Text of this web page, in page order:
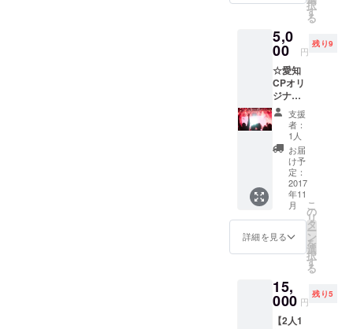
レット
告ス
ペース
(１枠)を
提供し
ます。
(１枠サ
イズ…
A4サイ
ズの
1/10ス
ペース)
自社の
PRや個
人PRの
場とし
てご活
用下さ
択
す
る
5,0
00 円
残り9
☆愛知
CPオリ
ジナル
メッ
セージ
カード
にてお
礼の
メッ
セージ
をお届
けしま
す。 ☆
当日、
会場に
入場で
利付
き。特
別席(前
列席)を
支援
者：
1人
お届
け予
定：
2017
年11
月
詳細を見る
こ
の
リ
タ
ー
ン
を
選
択
す
る
15,
000 円
残り5
【2人1